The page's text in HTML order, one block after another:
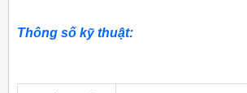
Thông số kỹ thuật: